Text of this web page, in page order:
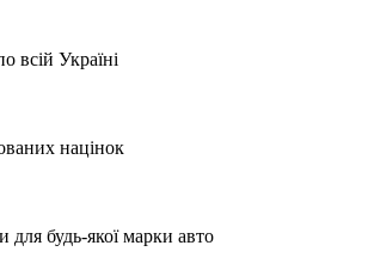
всій Україні
націнок
для будь-якої марки авто